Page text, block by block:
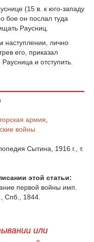
(15 в. к юго-западу
бое он послал туда
Раусниц.
лично
его, приказал
и отступить.
армия
войны
Сытина, 1916 г., т.
этой статьи:
первой войны имп.
Спб., 1844.
или